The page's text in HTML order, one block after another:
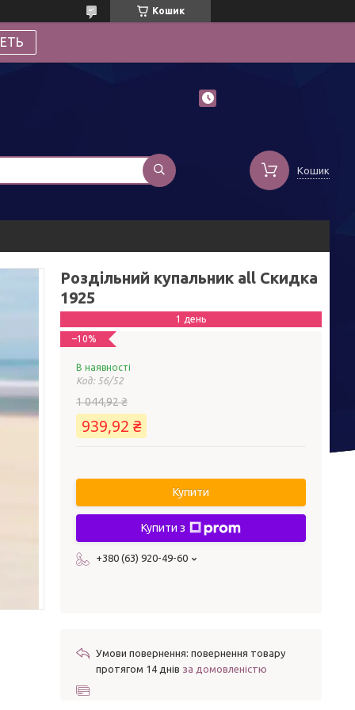
Кошик
Кошик
Роздільний купальник all Скидка
1925
1 день
–10%
В наявності
Код: 56/52
1 044,92 ₴
939,92 ₴
Купити
Купити з
+380 (63) 920-49-60
повернення товару
протягом 14 днів за домовленістю